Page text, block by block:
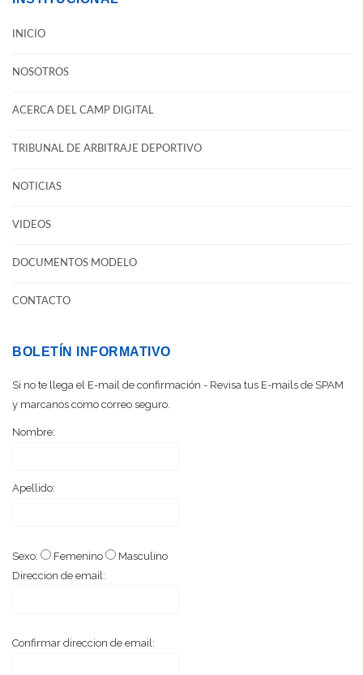
INICIO
NOSOTROS
ACERCA DEL CAMP DIGITAL
TRIBUNAL DE ARBITRAJE DEPORTIVO
NOTICIAS
VIDEOS
DOCUMENTOS MODELO
CONTACTO
BOLETÍN INFORMATIVO
Si no te llega el E-mail de confirmación - Revisa tus E-mails de SPAM
y marcanos como correo seguro.
Nombre:
Apellido:
Sexo: Femenino
Masculino
Direccion de email:
Confirmar direccion de email: